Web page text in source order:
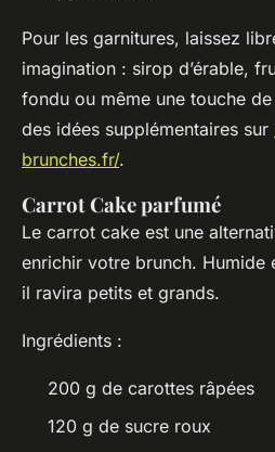
Pour les garnitures, laissez
imagination : sirop d’érable,
fondu ou même une touche
des idées supplémentaires sur
brunches.fr/.
Carrot Cake parfumé
Le carrot cake est une
enrichir votre brunch. Humide
il ravira petits et grands.
Ingrédients :
200 g de carottes râpées
120 g de sucre roux